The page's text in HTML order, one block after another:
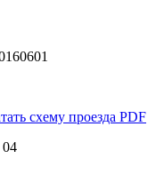
схему проезда PDF
04